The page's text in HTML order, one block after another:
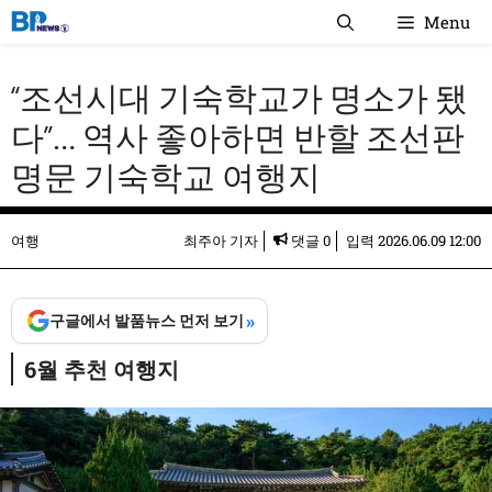
컨
텐
로
건
너
뛰
기
Menu
“조선시대 기숙학교가 명소가 됐
다”… 역사 좋아하면 반할 조선판
명문 기숙학교 여행지
여행 최주아 기자 댓글 0 입력 2026.06.09 12:00
구글에서 발품뉴스 먼저 보기»
6월 추천 여행지